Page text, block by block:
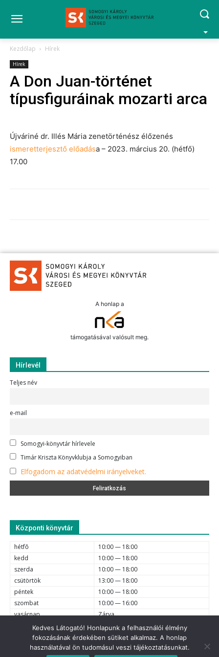
Kezdőlap Hírek
Hírek
A Don Juan-történet
típusfiguráinak mozarti arca
Újváriné dr. Illés Mária zenetörténész élőzenés
ismeretterjesztő előadása – 2023. március 20. (hétfő)
17.00
A honlap a
támogatásával valósult meg.
Hírlevél
Teljes név
e-mail
Somogyi-könyvtár hírlevele
Timár Kriszta Könyvklubja a Somogyiban
Elfogadom az adatvédelmi irányelveket.
Központi könyvtár
hétfõ
10:00 — 18:00
kedd
10:00 — 18:00
szerda
10:00 — 18:00
csütörtök
13:00 — 18:00
péntek
10:00 — 18:00
szombat
10:00 — 16:00
vasárnap
Zárva
6720 Szeged, Dóm tér 1-4. (62) 425-525, (62) 630-634; e-mail
© 2021 Somogyi Károly Városi és Megyei Könyvtár - Minden jog
Kedves Látogató! Honlapunk a felhasználói élmény
fokozásának érdekében sütiket alkalmaz. A honlap
használatával ön tudomásul veszi tájékoztatásunkat.